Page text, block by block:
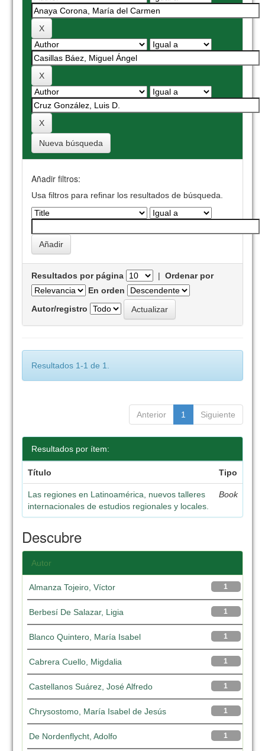
Nueva búsqueda
Añadir filtros:
Usa filtros para refinar los resultados de búsqueda.
Resultados por página |Ordenar por
En orden
Autor/registro
Resultados 1-1 de 1.
Anterior 1 Siguiente
Resultados por ítem:
Título Tipo
Las regiones en Latinoamérica, nuevos talleres
internacionales de estudios regionales y locales.
Book
Descubre
Autor
1
Almanza Tojeiro, Víctor
1
Berbesí De Salazar, Ligia
1
Blanco Quintero, María Isabel
1
Cabrera Cuello, Migdalia
1
Castellanos Suárez, José Alfredo
1
Chrysostomo, María Isabel de Jesús
1
De Nordenflycht, Adolfo